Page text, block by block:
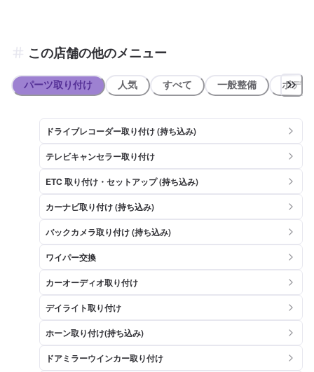
福山店(約100m) ・ワークマンプラス 福山南本庄店(約170m) ・スーパ
ー銭湯ゆらら(約210m) ・すき家2国福山南本庄店(約250m) ・Seria 本
この店舗の他のメニュー
パーツ取り付け 人気 すべて 一般整備 ボディ
ドライブレコーダー取り付け (持ち込み)
テレビキャンセラー取り付け
ETC 取り付け・セットアップ (持ち込み)
カーナビ取り付け (持ち込み)
バックカメラ取り付け (持ち込み)
ワイパー交換
カーオーディオ取り付け
デイライト取り付け
ホーン取り付け(持ち込み)
ドアミラーウインカー取り付け